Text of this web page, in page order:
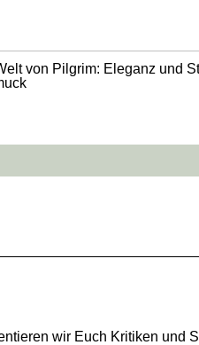
von Pilgrim: Eleganz und
wir Euch Kritiken und